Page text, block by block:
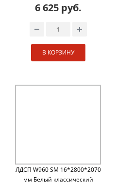
6 625 руб.
В КОРЗИНУ
ЛДСП W960 SM 16*2800*2070
мм Белый классический